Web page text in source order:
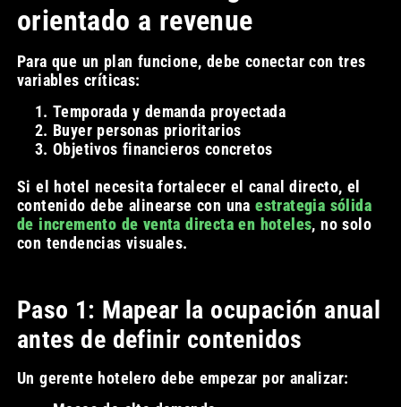
orientado a revenue
Para que un plan funcione, debe conectar con tres
variables críticas:
Temporada y demanda proyectada
Buyer personas prioritarios
Objetivos financieros concretos
Si el hotel necesita fortalecer el canal directo, el
contenido debe alinearse con unaestrategia sólida
de incremento de venta directa en hoteles, no solo
con tendencias visuales.
Paso 1: Mapear la ocupación anual
antes de definir contenidos
Un gerente hotelero debe empezar por analizar: